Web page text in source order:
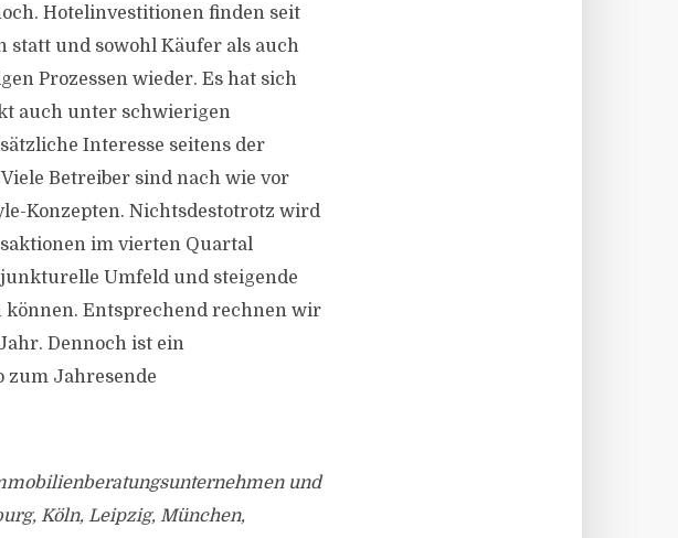
Hotelinvestitionen finden seit
und sowohl Käufer als auch
Prozessen wieder. Es hat sich
auch unter schwierigen
Interesse seitens der
Betreiber sind nach wie vor
Konzepten. Nichtsdestotrotz wird
im vierten Quartal
Umfeld und steigende
können. Entsprechend rechnen wir
Dennoch ist ein
zum Jahresende
und
Köln, Leipzig, München,